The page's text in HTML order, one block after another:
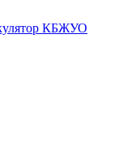
КБЖУО